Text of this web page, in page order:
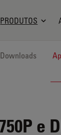
PRODUTOS
Downloads
e